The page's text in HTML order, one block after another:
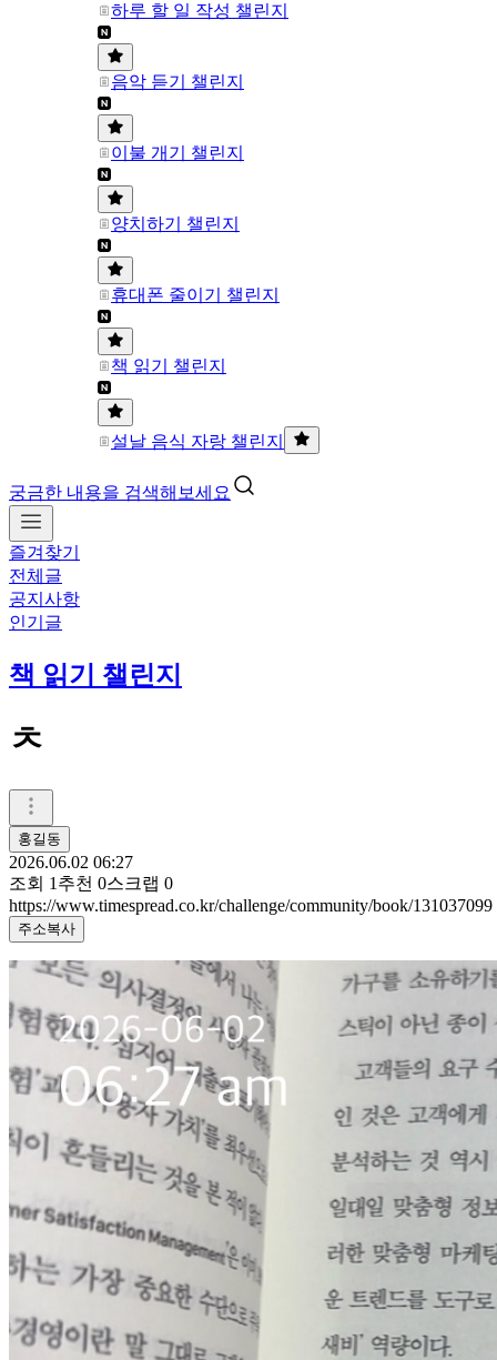
하루 할 일 작성 챌린지
음악 듣기 챌린지
이불 개기 챌린지
양치하기 챌린지
휴대폰 줄이기 챌린지
책 읽기 챌린지
설날 음식 자랑 챌린지
궁금한 내용을 검색해보세요
즐겨찾기
전체글
공지사항
인기글
책 읽기 챌린지
ㅊ
홍길동
2026.06.02 06:27
조회 1 추천 0스크랩 0
https://www.timespread.co.kr/challenge/community/book/131037099
주소복사